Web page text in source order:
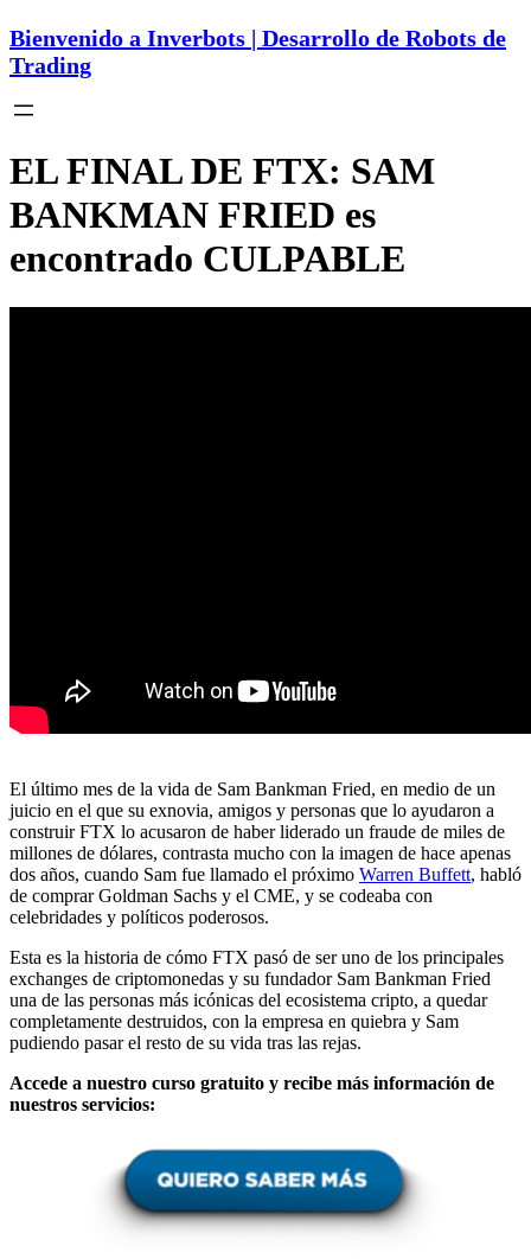
Bienvenido a Inverbots | Desarrollo de Robots de
Trading
EL FINAL DE FTX: SAM
BANKMAN FRIED es
encontrado CULPABLE
El último mes de la vida de Sam Bankman Fried, en medio de un
juicio en el que su exnovia, amigos y personas que lo ayudaron a
construir FTX lo acusaron de haber liderado un fraude de miles de
millones de dólares, contrasta mucho con la imagen de hace apenas
dos años, cuando Sam fue llamado el próximo Warren Buffett, habló
de comprar Goldman Sachs y el CME, y se codeaba con
celebridades y políticos poderosos.
Esta es la historia de cómo FTX pasó de ser uno de los principales
exchanges de criptomonedas y su fundador Sam Bankman Fried
una de las personas más icónicas del ecosistema cripto, a quedar
completamente destruidos, con la empresa en quiebra y Sam
pudiendo pasar el resto de su vida tras las rejas.
Accede a nuestro curso gratuito y recibe más información de
nuestros servicios: